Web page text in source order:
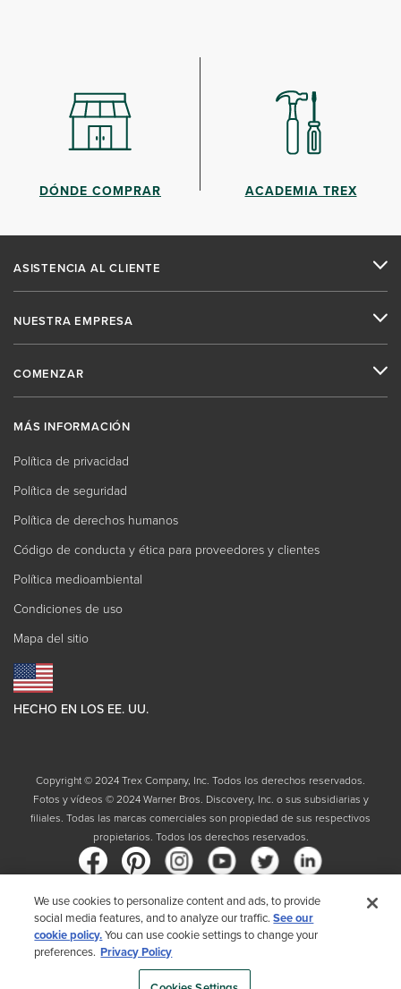
DÓNDE COMPRAR ACADEMIA TREX
ASISTENCIA AL CLIENTE
NUESTRA EMPRESA
COMENZAR
MÁS INFORMACIÓN
Política de privacidad
Política de seguridad
Política de derechos humanos
Código de conducta y ética para proveedores y clientes
Política medioambiental
Condiciones de uso
Mapa del sitio
HECHO EN LOS EE. UU.
Copyright © 2024 Trex Company, Inc. Todos los derechos reservados.
Fotos y vídeos © 2024 Warner Bros. Discovery, Inc. o sus subsidiarias y
filiales. Todas las marcas comerciales son propiedad de sus respectivos
propietarios. Todos los derechos reservados.
País
Al elegir su país, reconoce que ha leído la Política de privacidad de Trex
We use cookies to personalize content and ads, to provide
social media features, and to analyze our traffic.See our
cookie policy.You can use cookie settings to change your
preferences. Privacy Policy